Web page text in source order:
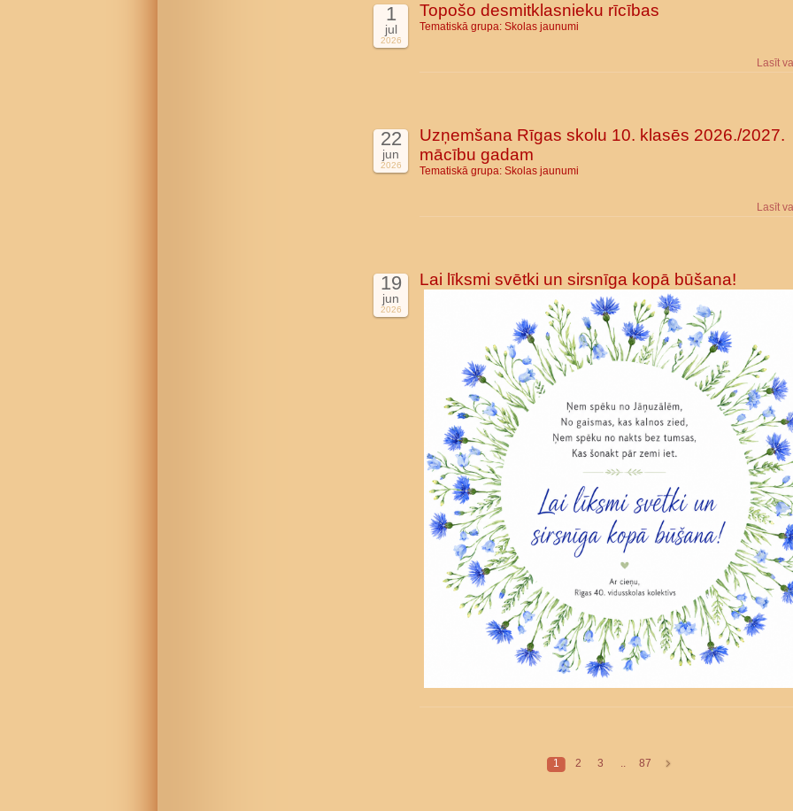
1
jul
2026
Topošo desmitklasnieku rīcības
Tematiskā grupa: Skolas jaunumi
Lasīt
22
jun
2026
Uzņemšana Rīgas skolu 10. klasēs 2026./2027.
mācību gadam
Tematiskā grupa: Skolas jaunumi
Lasīt
19
jun
2026
Lai līksmi svētki un sirsnīga kopā būšana!
1 2 3 .. 87